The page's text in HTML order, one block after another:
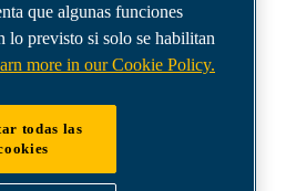
de aire ABAC
que algunas funciones
lo previsto si solo se habilitan
more in our Cookie Policy.
todas las